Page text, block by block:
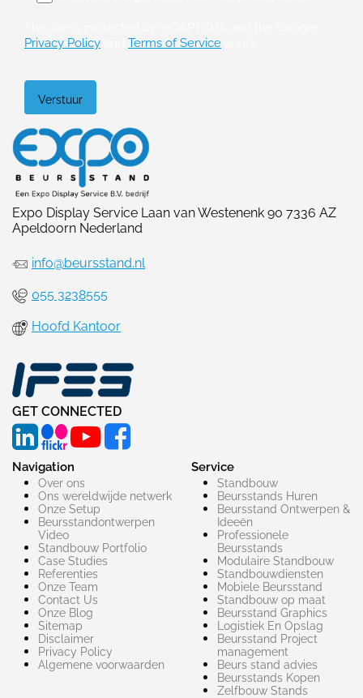
Privacy Policy
Terms of Service
Expo Display Service Laan van Westenenk 90 7336 AZ
Apeldoorn Nederland
info@beursstand.nl
055 3238555
Hoofd Kantoor
GET CONNECTED
Navigation
Over ons
Ons wereldwijde netwerk
Onze Setup
Beursstandontwerpen
Video
Standbouw Portfolio
Case Studies
Referenties
Onze Team
Contact Us
Onze Blog
Sitemap
Disclaimer
Privacy Policy
Algemene voorwaarden
Service
Standbouw
Beursstands Huren
Beursstand Ontwerpen &
Ideeën
Professionele
Beursstands
Modulaire Standbouw
Standbouwdiensten
Mobiele Beursstand
Standbouw op maat​
Beursstand Graphics
Logistiek En Opslag
Beursstand Project
management
Beurs stand advies
Beursstands Kopen
Zelfbouw Stands